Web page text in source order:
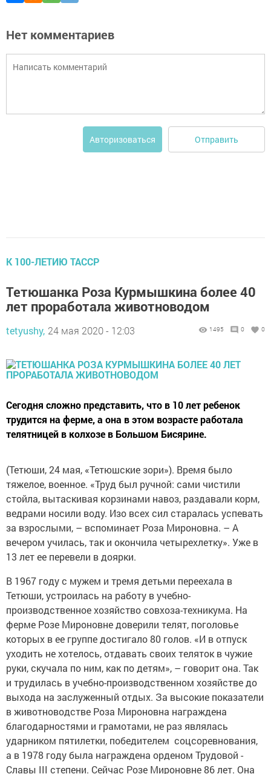
Нет комментариев
Авторизоваться Отправить
К 100-ЛЕТИЮ ТАССР
Тетюшанка Роза Курмышкина более 40
лет проработала животноводом
tetyushy, 24 мая 2020 - 12:03 1495 0 0
Сегодня сложно представить, что в 10 лет ребенок
трудится на ферме, а она в этом возрасте работала
телятницей в колхозе в Большом Бисярине.
(Тетюши, 24 мая, «Тетюшские зори»). Время было
тяжелое, ­военное. «Труд был ручной: сами чистили
стойла, вытаскивая корзинами навоз, раздавали корм,
ведрами носили воду. Изо всех сил старалась успевать
за взрослыми, – вспоминает Роза Мироновна. – А
вечером училась, так и окончила четырехлетку». Уже в
13 лет ее перевели в доярки.
В 1967 году с мужем и тремя детьми переехала в
Тетюши, устроилась на работу в учебно-
производственное хозяйство совхоза-техникума. На
ферме Розе Мироновне доверили телят, поголовье
которых в ее группе ­достигало 80 голов. «И в отпуск
уходить не хотелось, отдавать своих теляток в чужие
руки, скучала по ним, как по детям», – говорит она. Так
и трудилась в учебно-производственном хозяйстве до
выхода на заслуженный отдых. За высокие показатели
в животноводстве Роза Мироновна награждена
благодарнос­тями и грамотами, не раз являлась
ударником пятилетки, победителем соцсоревнования,
а в 1978 году была награждена орденом Трудовой ­
Славы III степени. Сейчас Розе Мироновне 86 лет. Она